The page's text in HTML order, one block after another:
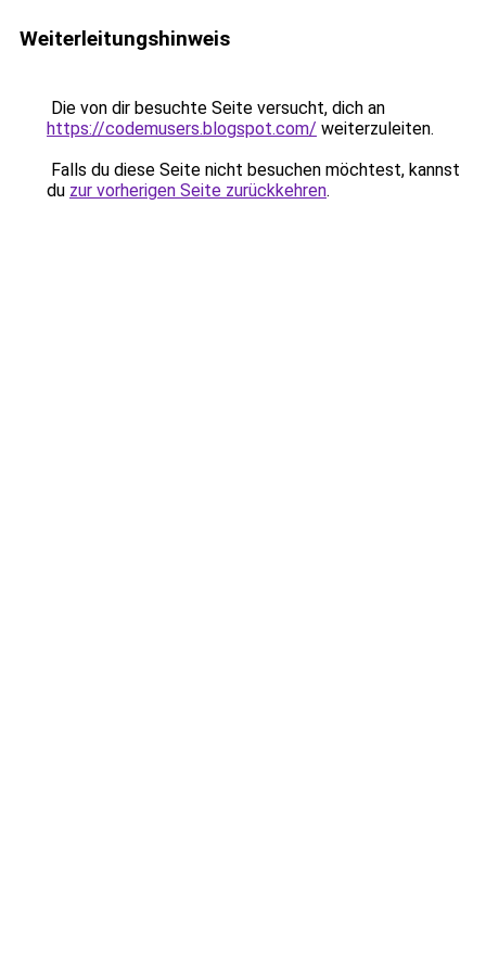
Weiterleitungshinweis
Die von dir besuchte Seite versucht, dich an
https://codemusers.blogspot.com/ weiterzuleiten.
Falls du diese Seite nicht besuchen möchtest, kannst
du zur vorherigen Seite zurückkehren.